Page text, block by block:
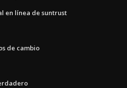
en línea de suntrust
de cambio